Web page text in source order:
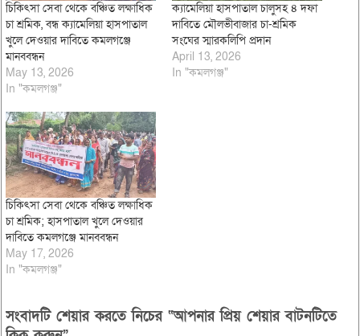
চিকিৎসা সেবা থেকে বঞ্চিত লক্ষাধিক
চা শ্রমিক, বন্ধ ক্যামেলিয়া হাসপাতাল
খুলে দেওয়ার দাবিতে কমলগঞ্জে
মানববন্ধন
May 13, 2026
In "কমলগঞ্জ"
ক্যামেলিয়া হাসপাতাল চালুসহ ৪ দফা
দাবিতে মৌলভীবাজার চা-শ্রমিক
সংঘের স্মারকলিপি প্রদান
April 13, 2026
In "কমলগঞ্জ"
চিকিৎসা সেবা থেকে বঞ্চিত লক্ষাধিক
চা শ্রমিক; হাসপাতাল খুলে দেওয়ার
দাবিতে কমলগঞ্জে মানববন্ধন
May 17, 2026
In "কমলগঞ্জ"
সংবাদটি শেয়ার করতে নিচের “আপনার প্রিয় শেয়ার বাটনটিতে